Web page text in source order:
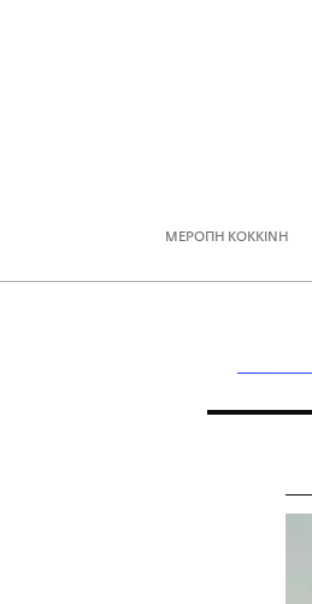
ΜΕΡΟΠΗ ΚΟΚΚΙΝΗ